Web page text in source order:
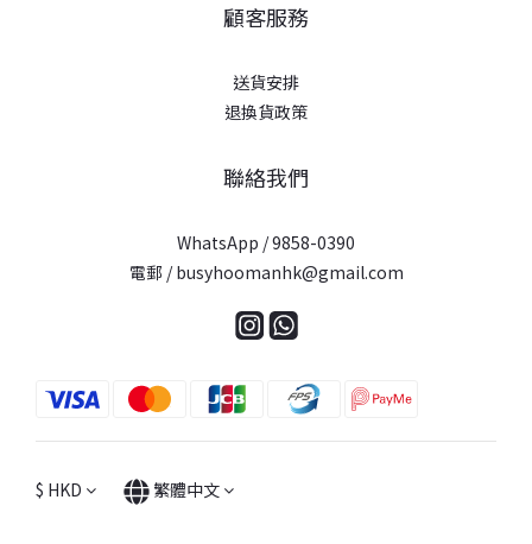
顧客服務
送貨安排
退換貨政策
聯絡我們
WhatsApp / 9858-0390
電郵 / busyhoomanhk@gmail.com
$ HKD 繁體中文